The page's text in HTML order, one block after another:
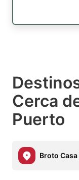
Cerca
Puerto
Broto Casa